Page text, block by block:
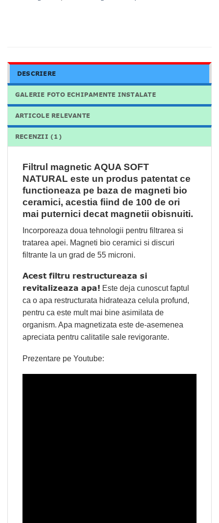
DESCRIERE
GALERIE FOTO ECHIPAMENTE INSTALATE
ARTICOLE RELEVANTE
RECENZII (1)
Filtrul magnetic AQUA SOFT
NATURAL este un produs patentat ce
functioneaza pe baza de magneti bio
ceramici, acestia fiind de 100 de ori
mai puternici decat magnetii obisnuiti.
Incorporeaza doua tehnologii pentru filtrarea si
tratarea apei. Magneti bio ceramici si discuri
filtrante la un grad de 55 microni.
Acest filtru restructureaza si
revitalizeaza apa! Este deja cunoscut faptul
ca o apa restructurata hidrateaza celula profund,
pentru ca este mult mai bine asimilata de
organism. Apa magnetizata este de-asemenea
apreciata pentru calitatile sale revigorante.
Prezentare pe Youtube: